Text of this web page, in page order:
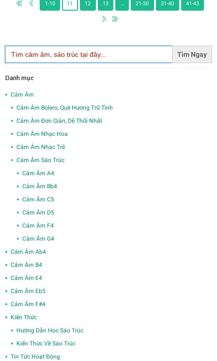
1-10 11 12 13 … 21-30 31-40 41-43
Search
for:
Danh mục
Cảm Âm
Cảm Âm Bolero, Quê Hương Trữ Tình
Cảm Âm Đơn Giản, Dễ Thổi Nhất
Cảm Âm Nhạc Hoa
Cảm Âm Nhạc Trẻ
Cảm Âm Sáo Trúc
Cảm Âm A4
Cảm Âm Bb4
Cảm Âm C5
Cảm Âm D5
Cảm Âm F4
Cảm Âm G4
Cảm Âm Ab4
Cảm Âm B4
Cảm Âm E4
Cảm Âm Eb5
Cảm Âm F#4
Kiến Thức
Hướng Dẫn Học Sáo Trúc
Kiến Thức Về Sáo Trúc
Tin Tức Hoạt Động